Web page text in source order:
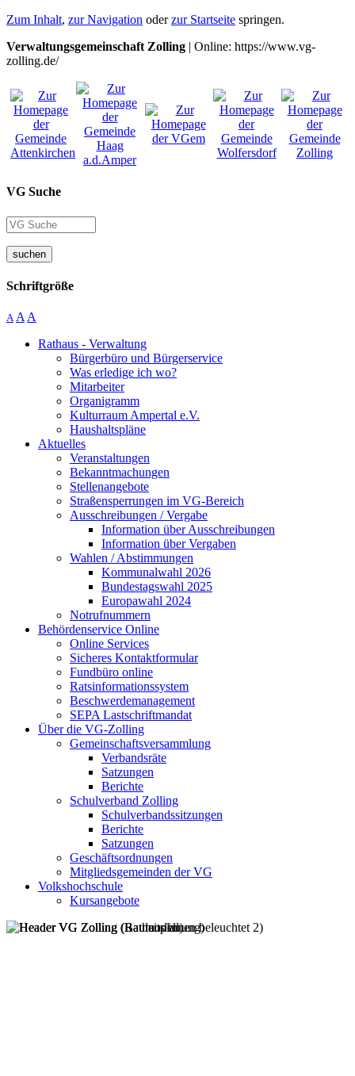
Zum Inhalt, zur Navigation oderzur Startseite springen.
Verwaltungsgemeinschaft Zolling | Online: https://www.vg-
zolling.de/
VG Suche
suchen
Schriftgröße
A A A
Rathaus - Verwaltung
Bürgerbüro und Bürgerservice
Was erledige ich wo?
Mitarbeiter
Organigramm
Kulturraum Ampertal e.V.
Haushaltspläne
Aktuelles
Veranstaltungen
Bekanntmachungen
Stellenangebote
Straßensperrungen im VG-Bereich
Ausschreibungen / Vergabe
Information über Ausschreibungen
Information über Vergaben
Wahlen / Abstimmungen
Kommunalwahl 2026
Bundestagswahl 2025
Europawahl 2024
Notrufnummern
Behördenservice Online
Online Services
Sicheres Kontaktformular
Fundbüro online
Ratsinformationssystem
Beschwerdemanagement
SEPA Lastschriftmandat
Über die VG-Zolling
Gemeinschaftsversammlung
Verbandsräte
Satzungen
Berichte
Schulverband Zolling
Schulverbandssitzungen
Berichte
Satzungen
Geschäftsordnungen
Mitgliedsgemeinden der VG
Volkshochschule
Kursangebote